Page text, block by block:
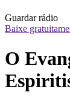
Guardar rádio
Baixe
O